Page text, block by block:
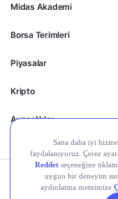
Midas Akademi
Borsa Terimleri
Piyasalar
Kripto
Ayrıcalıklar
Kişisel Verilerin